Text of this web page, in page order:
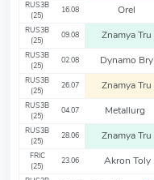
RUS3B
(25)
16.08 Orel
RUS3B
(25)
09.08 Znamya Tru
RUS3B
(25)
02.08 Dynamo Bry
RUS3B
(25)
26.07 Znamya Tru
RUS3B
(25)
04.07 Metallurg
RUS3B
(25)
28.06 Znamya Tru
FRIC
(25)
23.06 Akron Toly